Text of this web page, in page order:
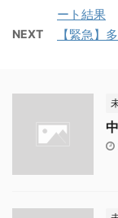
ート結果
NEXT 【緊急】